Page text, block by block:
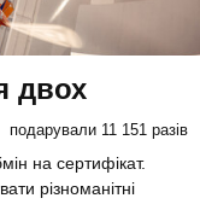
двох
подарували 11 151 разів
на сертифікат.
різноманітні